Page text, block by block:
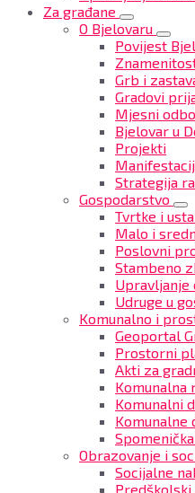
Za građane
O Bjelovaru
Povijest
Grb i
Gradovi
Mjesni
Bjelovar u
Projekti
Strategija
Gospodarstvo
Tvrtke i
Malo i
Poslovni
Stambeno
Upravljanje
Udruge u
Komunalno i
Geoportal
Prostorni
Akti za
Komunalna
Komunalni
Komunalne
Obrazovanje i
Socijalne
Predškolski